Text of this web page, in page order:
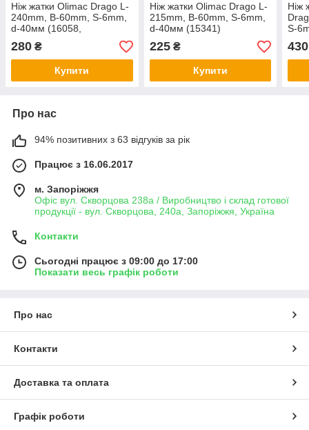
Ніж жатки Olimac Drago L-
240mm, B-60mm, S-6mm,
d-40мм (16058,
1AC0050BM1)
280 ₴
Купити
Ніж жатки Olimac Drago L-
215mm, B-60mm, S-6mm,
d-40мм (15341)
225₴
Купити
Ніж
S-
430
Про нас
94% позитивних з 63 відгуків за рік
Працює з 16.06.2017
м. Запоріжжя
Офіс вул. Скворцова 238а / Виробництво і склад готової
продукції - вул. Скворцова, 240а, Запоріжжя, Україна
Контакти
Сьогодні працює з 09:00 до 17:00
Показати весь графік роботи
Про нас
Контакти
Доставка та оплата
Графік роботи